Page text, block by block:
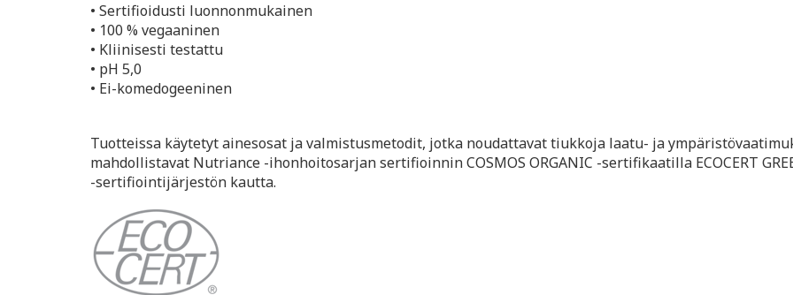
• Sertifioidusti luonnonmukainen
• 100 % vegaaninen
• Kliinisesti testattu
• pH 5,0
• Ei-komedogeeninen
Tuotteissa käytetyt ainesosat ja valmistusmetodit, jotka noudattavat tiukkoja laatu- ja
mahdollistavat Nutriance -ihonhoitosarjan sertifioinnin COSMOS ORGANIC -sertifikaatilla ECOCERT
-sertifiointijärjestön kautta.